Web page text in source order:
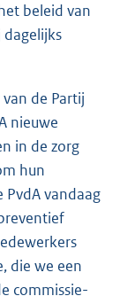
beleid van
dagelijks
de Partij
nieuwe
in de zorg
hun
PvdA vandaag
die we een
commissie-